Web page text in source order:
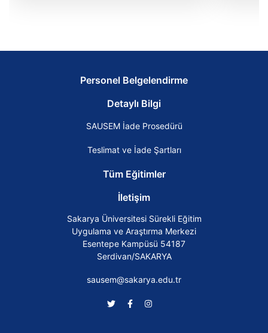
Personel Belgelendirme
Detaylı Bilgi
SAUSEM İade Prosedürü
Teslimat ve İade Şartları
Tüm Eğitimler
İletişim
Sakarya Üniversitesi Sürekli Eğitim
Uygulama ve Araştırma Merkezi
Esentepe Kampüsü 54187
Serdivan/SAKARYA
sausem@sakarya.edu.tr